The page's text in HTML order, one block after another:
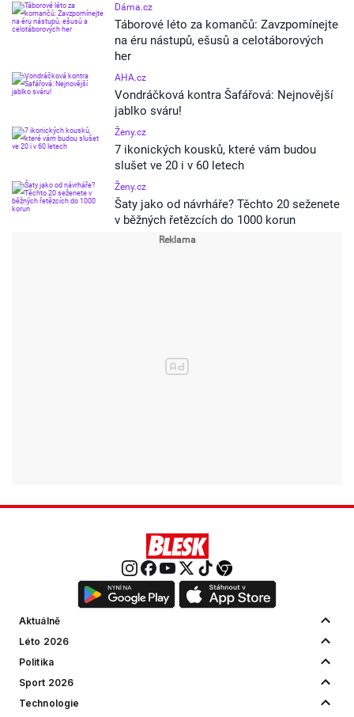
Dáma.cz
Táborové léto za komančů: Zavzpomínejte
na éru nástupů, ešusů a celotáborových
her
AHA.cz
Vondráčková kontra Šafářová: Nejnovější
jablko sváru!
Ženy.cz
7 ikonických kousků, které vám budou
slušet ve 20 i v 60 letech
Ženy.cz
Šaty jako od návrháře? Těchto 20 seženete
v běžných řetězcích do 1000 korun
Aktuálně
Léto 2026
Politika
Sport 2026
Technologie